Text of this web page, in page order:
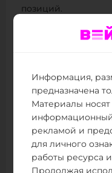
позиций.
В линейке собраны
Напиточные
ягодами,
Апельсиновая
льдом,
Цитрусовый
Фруктовые
Информация,
предназначена
Материалы
информационный
рекламой и
для личного
работы ресурса